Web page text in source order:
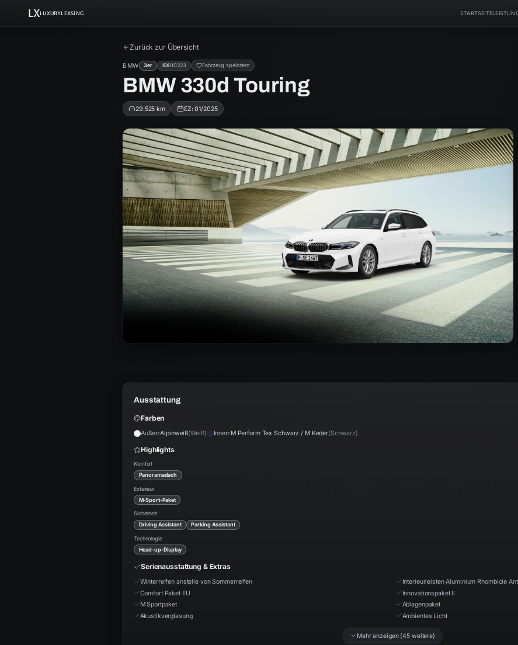
LXLUXURYLEASING STARTSEITE
Zurück zur Übersicht
BMW 3er IDB10223 Fahrzeug speichern
BMW 330d Touring
29.525 km EZ:01/2025
Ausstattung
Farben
Außen:Alpinweiß(Weiß) Innen:M Perform Tex Schwarz / M Keder(Schwarz)
Highlights
Komfort
Panoramadach
Exterieur
M-Sport-Paket
Sicherheit
Driving Assistant
Parking Assistant
Technologie
Head-up-Display
Serienausstattung & Extras
Winterreifen anstelle von Sommerreifen
Interieurleisten Aluminium Rhombicle
Comfort Paket EU
Innovationspaket II
M Sportpaket
Ablagenpaket
Akustikverglasung
Ambientes Licht
Mehr anzeigen (45 weitere)